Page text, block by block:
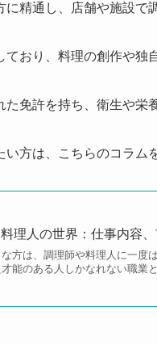
精通し、店舗や施設で
おり、料理の創作や独
免許を持ち、衛生や栄
方は、こちらのコラム
理人の世界：仕事内容
方は、調理師や料理人に一度
能のある人しかなれない職業